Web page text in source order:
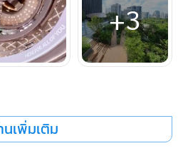
สถานีสีลม สะดวกที่สุด เตรียมงาน
for Celebration’ ในเดือน
+3
นเพิ่มเติม